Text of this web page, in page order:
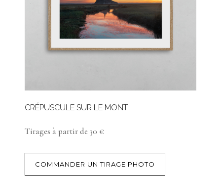
CRÉPUSCULE SUR LE MONT
Tirages à partir de 30 €
COMMANDER UN TIRAGE PHOTO